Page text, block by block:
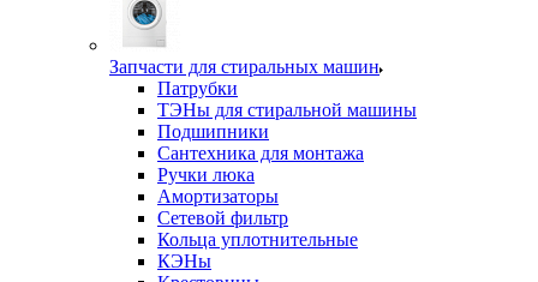
Запчасти для стиральных машин
Патрубки
ТЭНы для стиральной машины
Подшипники
Сантехника для монтажа
Ручки люка
Амортизаторы
Сетевой фильтр
Кольца уплотнительные
КЭНы